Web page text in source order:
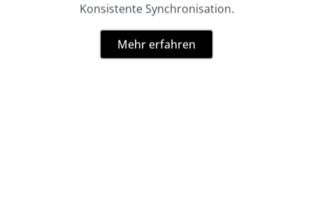
Konsistente Synchronisation.
Mehr erfahren